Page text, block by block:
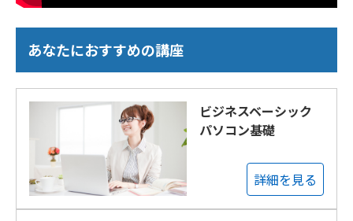
あなたにおすすめの講座
ビジネスベーシック
パソコン基礎
詳細を見る